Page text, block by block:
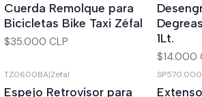
Cuerda Remolque para
Bicicletas Bike Taxi Zéfal
$35.000 CLP
1Lt.
$14.000
TZ0600BA|Zefal
Espejo Retrovisor para